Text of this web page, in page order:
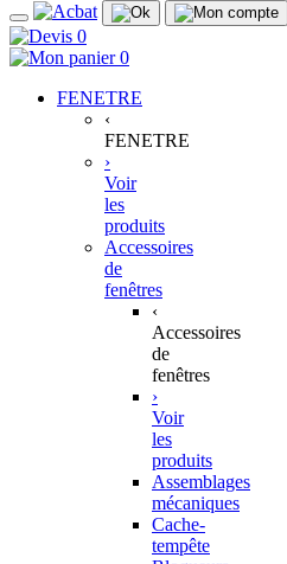
0
0
FENETRE
‹
FENETRE
›
Voir
les
produits
Accessoires
de
fenêtres
‹
Accessoires
de
fenêtres
›
Voir
les
produits
Assemblages
mécaniques
Cache-
tempête